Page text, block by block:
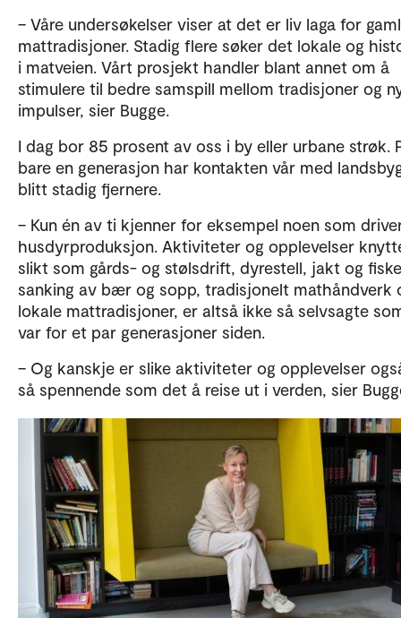
– Våre undersøkelser viser at det er liv laga for
mattradisjoner. Stadig flere søker det lokale og
i matveien. Vårt prosjekt handler blant annet om å
stimulere til bedre samspill mellom tradisjoner og
impulser, sier Bugge.
I dag bor 85 prosent av oss i by eller urbane strøk.
bare en generasjon har kontakten vår med
blitt stadig fjernere.
– Kun én av ti kjenner for eksempel noen som
husdyrproduksjon. Aktiviteter og opplevelser
slikt som gårds- og stølsdrift, dyrestell, jakt og
sanking av bær og sopp, tradisjonelt mathåndverk
lokale mattradisjoner, er altså ikke så selvsagte
var for et par generasjoner siden.
– Og kanskje er slike aktiviteter og opplevelser
så spennende som det å reise ut i verden, sier